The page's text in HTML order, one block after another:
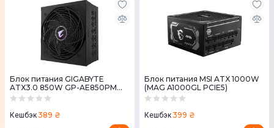
Блок питания GIGABYTE
ATX3.0 850W GP-AE850PM
PG5
Кешбэк389 ₴
Блок питания MSI ATX 1000W
(MAG A1000GL PCIE5)
Кешбэк399 ₴